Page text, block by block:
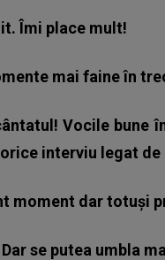
Îmi place mult!
mai faine în
Vocile bune
interviu legat de
moment dar totuși
se putea umbla